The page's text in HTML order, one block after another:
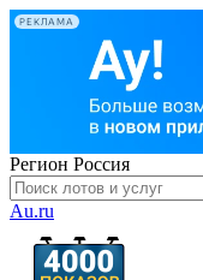
РЕКЛАМА
Регион Россия
Au.ru